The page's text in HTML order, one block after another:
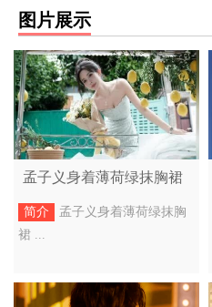
图片展示
孟子义身着薄荷绿抹胸裙
清爽养眼身材吸睛
简介
孟子义身着薄荷绿抹胸
裙 ...